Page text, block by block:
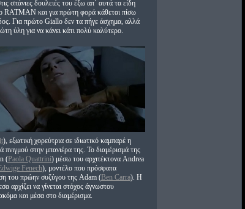
σπάνιες δουλειές του έξω απ΄ αυτά τα είδη
RATMAN και για πρώτη φορά κάθεται πίσω
Για πρώτο Giallo δεν τα πήγε άσχημα, αλλά
ύλη για να κάνει κάτι πολύ καλύτερο.
), εξωτική χορεύτρια σε ιδιωτικό καμπαρέ η
πνιγμού στην μπανιέρα της. Το διαμέρισμά της
(Paola Quattrini) μέσω του αρχιτέκτονα Andrea
Fenech), μοντέλο που πρόσφατα
του πρώην συζύγου της Adam (Ben Carra). Η
αρχίζει να γίνεται στόχος άγνωστου
και μέσα στο διαμέρισμα.